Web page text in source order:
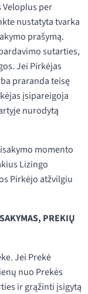
per
nustatyta tvarka
prašymą.
sutarties,
Jei Pirkėjas
praranda teisę
įsipareigoja
nurodytą
momento
Lizingo
Pirkėjo atžvilgiu
PREKIŲ
Jei Prekė
nuo Prekės
ir grąžinti įsigytą